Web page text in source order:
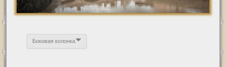
Боковая колонка